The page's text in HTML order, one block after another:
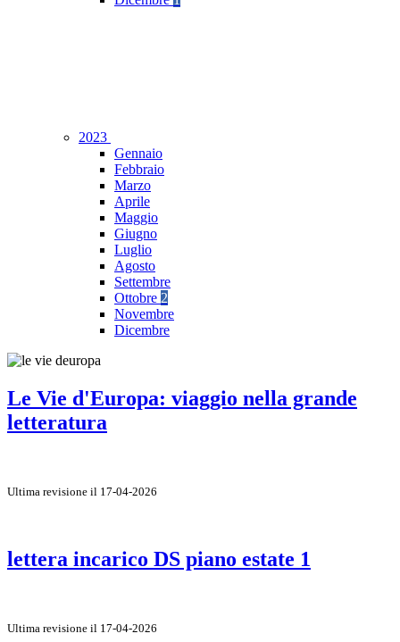
2023
Gennaio
Febbraio
Marzo
Aprile
Maggio
Giugno
Luglio
Agosto
Settembre
Ottobre 2
Novembre
Dicembre
Le Vie d'Europa: viaggio nella grande
letteratura
Ultima revisione il 17-04-2026
lettera incarico DS piano estate 1
Ultima revisione il 17-04-2026